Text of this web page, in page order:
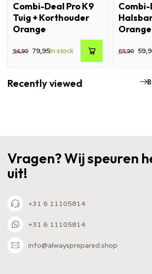
Combi-Deal Pro K9
Tuig + Korthouder
Orange
94,90 79,95In stock
Combi-
Orange
69,90
Recently viewed
Vragen? Wij speuren
uit!
+31 6 11105814
+31 6 11105814
info@alwaysprepared.shop